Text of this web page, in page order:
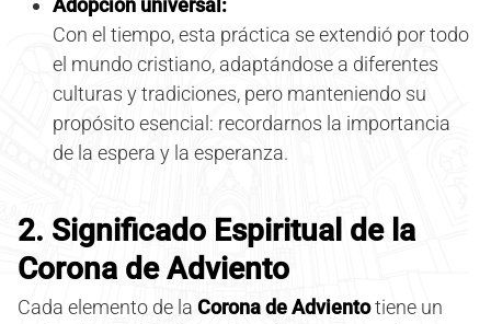
Adopción universal:
Con el tiempo, esta práctica se extendió por todo
el mundo cristiano, adaptándose a diferentes
culturas y tradiciones, pero manteniendo su
propósito esencial: recordarnos la importancia
de la espera y la esperanza.
2. Significado Espiritual de la
Corona de Adviento
Cada elemento de la Corona de Advientotiene un